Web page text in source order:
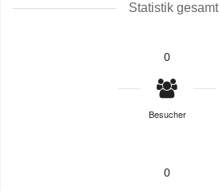
Statistik gesamt
0
Besucher
0